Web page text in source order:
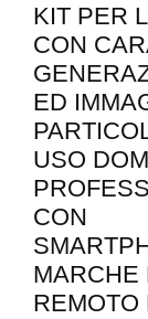
KIT PER
CON
ED
USO
CON
MARCHE
REMOTO